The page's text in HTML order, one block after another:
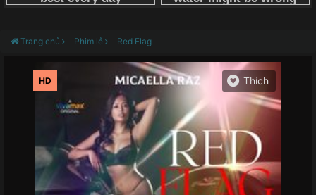
Trang chủ Phim lẻ Red Flag
HD